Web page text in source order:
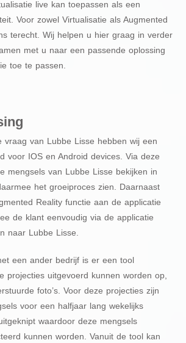
live kan toepassen als een
Voor zowel Virtualisatie als Augmented
terecht. Wij helpen u hier graag in verder
met u naar een passende oplossing
toe te passen.
vraag van Lubbe Lisse hebben wij een
voor IOS en Android devices. Via deze
mengsels van Lubbe Lisse bekijken in
het groeiproces zien. Daarnaast
Reality functie aan de applicatie
de klant eenvoudig via de applicatie
naar Lubbe Lisse.
een ander bedrijf is er een tool
projecties uitgevoerd kunnen worden op,
foto’s. Voor deze projecties zijn
voor een halfjaar lang wekelijks
waardoor deze mengsels
kunnen worden. Vanuit de tool kan